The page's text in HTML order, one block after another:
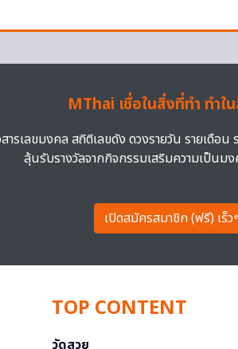
MThai เชื่อในสิ่งที่ทำ ทำใ
ารเลขมงคล สถิติเลขดัง ดวงรายวัน รายเดือ
ลุ้นรับรางวัลจากกิจกรรมเสริมความเป็นม
เปิดสมัครสมาชิก (ฟรี) เร็
TOP CONTENT
วัดสวย